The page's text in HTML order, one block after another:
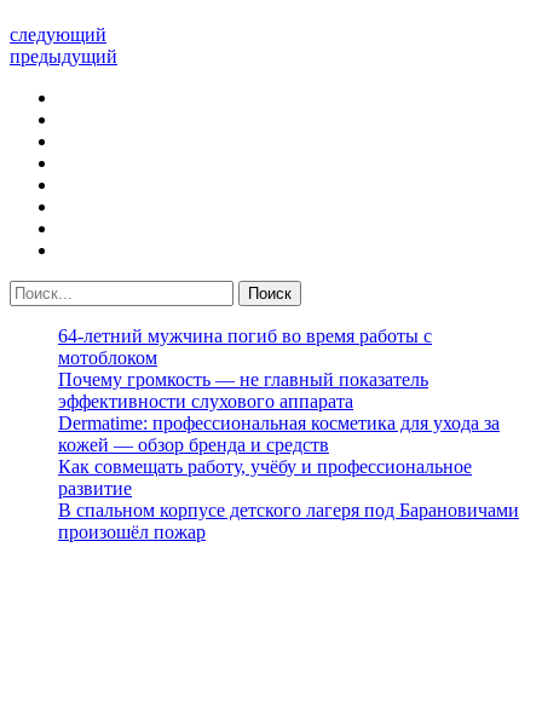
следующий
предыдущий
64-летний мужчина погиб во время работы с
мотоблоком
Почему громкость — не главный показатель
эффективности слухового аппарата
Dermatime: профессиональная косметика для ухода за
кожей — обзор бренда и средств
Как совмещать работу, учёбу и профессиональное
развитие
В спальном корпусе детского лагеря под Барановичами
произошёл пожар